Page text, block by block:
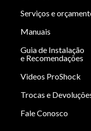
Serviços e
Manuais
Guia de Instalação
e Recomendações
Videos ProShock
Trocas e
Fale Conosco